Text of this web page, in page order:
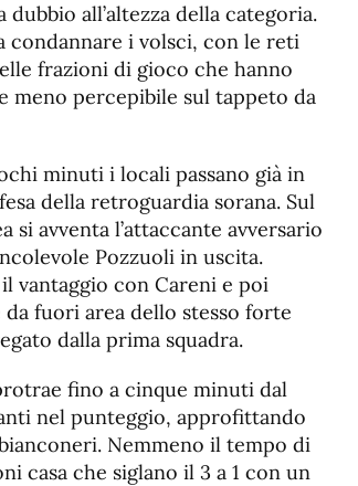
all’altezza della categoria.
condannare i volsci, con le reti
frazioni di gioco che hanno
meno percepibile sul tappeto da
minuti i locali passano già in
della retroguardia sorana. Sul
si avventa l’attaccante avversario
Pozzuoli in uscita.
vantaggio con Careni e poi
fuori area dello stesso forte
dalla prima squadra.
fino a cinque minuti dal
nel punteggio, approfittando
Nemmeno il tempo di
casa che siglano il 3 a 1 con un